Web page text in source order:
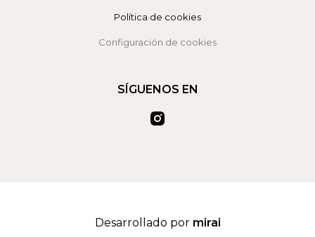
Política de cookies
Configuración de cookies
SÍGUENOS EN
Desarrollado por mirai